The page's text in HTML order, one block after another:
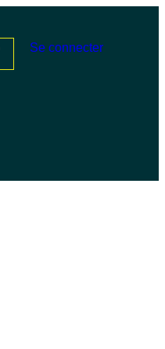
Se connecter